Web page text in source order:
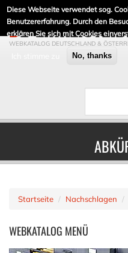
Diese Webseite verwendet sog.
Benutzererfahrung. Durch den
erklären Sie sich mit Cookies
No, thanks
DE-
WEBKATALOG DEUTSCHLAND &
Startseite Nachschlagen
WEBKATALOG MENÜ